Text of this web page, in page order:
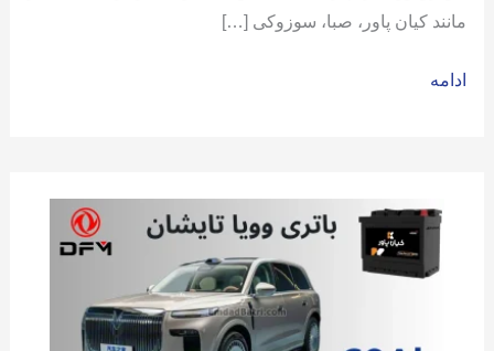
مانند کیان پاور، صبا، سوزوکی […]
باتری
ادامه